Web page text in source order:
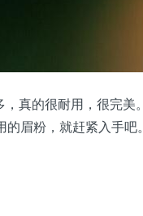
真的很耐用，很完美。
眉粉，就赶紧入手吧。